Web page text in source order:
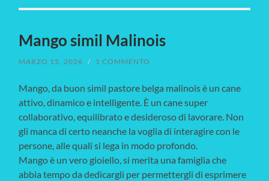
Mango simil Malinois
MARZO 15, 2026 / 1 COMMENTO
Mango, da buon simil pastore belga malinois è un cane
attivo, dinamico e intelligente. È un cane super
collaborativo, equilibrato e desideroso di lavorare. Non
gli manca di certo neanche la voglia di interagire con le
persone, alle quali si lega in modo profondo.
Mango è un vero gioiello, si merita una famiglia che
abbia tempo da dedicargli per permettergli di esprimere